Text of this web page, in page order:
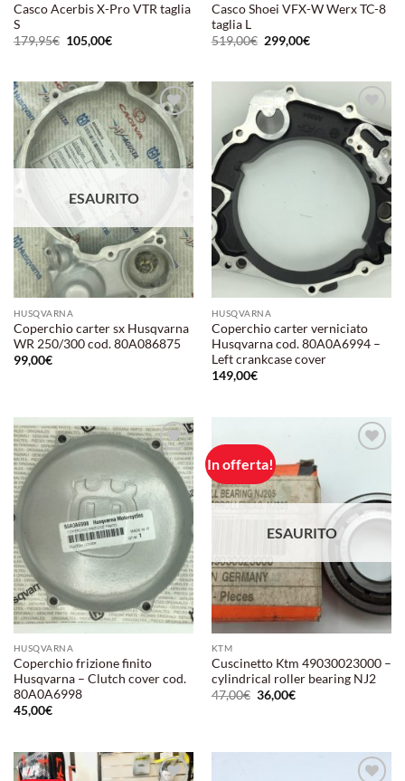
Casco Acerbis X-Pro VTR taglia
S
179,95€ Il
prezzo
179,95€.
105,00€Il
105,00€.
Casco Shoei VFX-W Werx TC-8
taglia L
519,00€ Il
prezzo
519,00€.
299,00€Il
Aggiungi
alla lista
dei
desideri
ESAURITO
HUSQVARNA
Coperchio carter sx Husqvarna
WR 250/300 cod. 80A086875
99,00€
Aggiungi
alla lista
dei
desideri
HUSQVARNA
Coperchio carter verniciato
Husqvarna cod. 80A0A6994 –
Left crankcase cover
149,00€
Aggiungi
alla lista
dei
desideri
HUSQVARNA
Coperchio frizione finito
Husqvarna – Clutch cover cod.
80A0A6998
45,00€
In offerta!
desideri
ESAURITO
KTM
Cuscinetto Ktm 49030023000 –
cylindrical roller bearing NJ2
47,00€ Il
prezzo
36,00€Il